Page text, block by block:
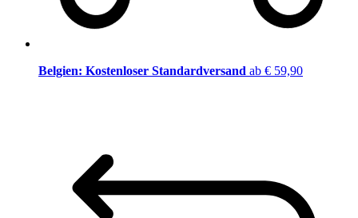
Belgien: Kostenloser Standardversand ab € 59,90